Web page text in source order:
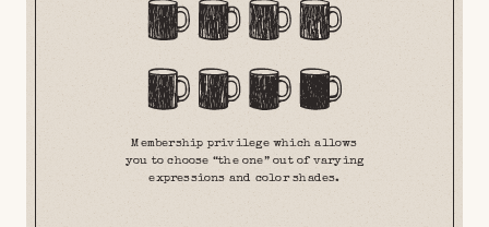
Membership privilege which allows
you to choose “the one” out of varying
expressions and color shades.